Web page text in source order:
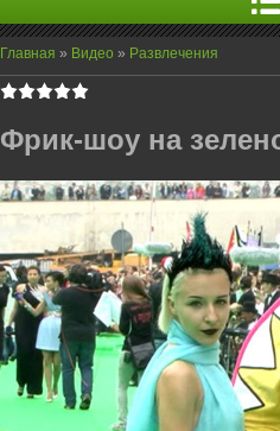
Главная » Видео » Развлечения
Фрик-шоу на